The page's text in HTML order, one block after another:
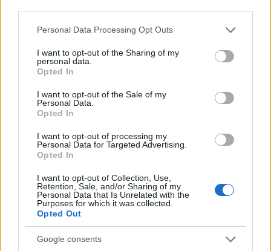
Please note that this website/app uses one or more Google
not limited to your visit or usage behaviour. You may click to
grant or deny consent to Google and its third-party tags to
use your data for below specified purposes in below Google
consent section.
Personal Data Processing Opt Outs
I want to opt-out of the Sharing of my
personal data.
Opted In
I want to opt-out of the Sale of my
Personal Data.
Opted In
I want to opt-out of processing my
Personal Data for Targeted Advertising.
Opted In
I want to opt-out of Collection, Use,
Retention, Sale, and/or Sharing of my
Personal Data that Is Unrelated with the
Purposes for which it was collected.
Opted Out
Google consents
3Ανησυχία από το ξέσπασμα του ιού του
- «Καμπανάκι» από τον Ιατρικό Σύλλογο
υγείας
Πέθανε ο Γουίλιαμ Όρμπιτ, παραγωγός του
of Light»
Ryanair: «Ένα κομμάτι του προσώπου του
επιβάτιδα που έσωσε τον Σέρβο όταν
έσπασε το παράθυρο του αεροπλάνου
Πιο σχολιασμένα
Marfin: Η 46χρονη πήρε προθεσμία για
να απολογηθεί την Τρίτη – «Είναι αθώα,
συμμετείχε στη διαδήλωση όπως και
100.000 άτομα»